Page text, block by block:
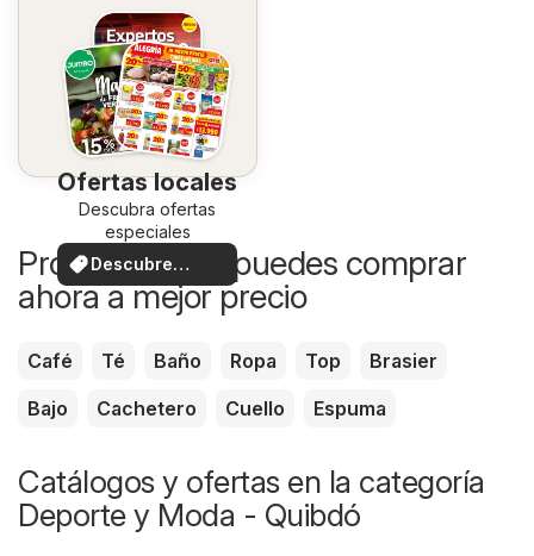
Ofertas locales
Descubra ofertas
especiales
Descubre
ofertas
Productos que puedes comprar
ahora a mejor precio
Café Té Baño Ropa Top
Brasier
Bajo
Cachetero Cuello Espuma
Catálogos y ofertas en la categoría
Deporte y Moda - Quibdó